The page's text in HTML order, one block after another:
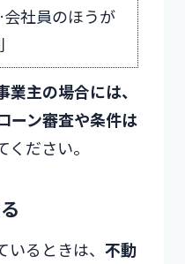
社員のほうが
主の場合には、
ーン審査や条件は
ください。
るときは、 不動